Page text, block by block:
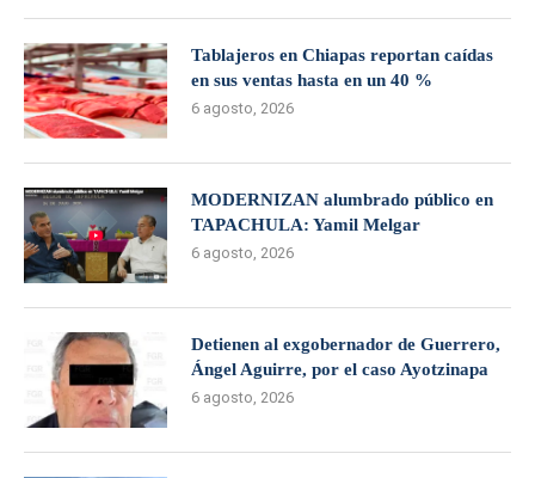
Tablajeros en Chiapas reportan caídas
en sus ventas hasta en un 40 %
6 agosto, 2026
MODERNIZAN alumbrado público en
TAPACHULA: Yamil Melgar
6 agosto, 2026
Detienen al exgobernador de Guerrero,
Ángel Aguirre, por el caso Ayotzinapa
6 agosto, 2026